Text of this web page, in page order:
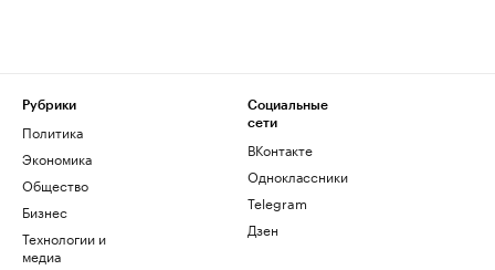
Рубрики
Политика
Экономика
Общество
Бизнес
Технологии и
медиа
Социальные
сети
ВКонтакте
Одноклассники
Telegram
Дзен